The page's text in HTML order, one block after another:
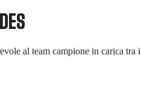
al team campione in carica